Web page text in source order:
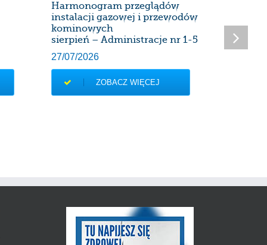
Harmonogram przeglądów
instalacji gazowej i przewodów
kominowych
sierpień – Administracje nr 1-5
27/07/2026
ZOBACZ WIĘCEJ
od
03/07/